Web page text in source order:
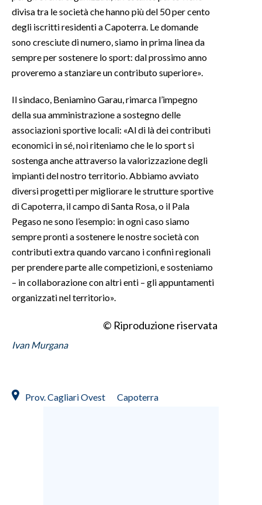
divisa tra le società che hanno più del 50 per cento
degli iscritti residenti a Capoterra. Le domande
sono cresciute di numero, siamo in prima linea da
sempre per sostenere lo sport: dal prossimo anno
proveremo a stanziare un contributo superiore».
Il sindaco, Beniamino Garau, rimarca l’impegno
della sua amministrazione a sostegno delle
associazioni sportive locali: «Al di là dei contributi
economici in sé, noi riteniamo che le lo sport si
sostenga anche attraverso la valorizzazione degli
impianti del nostro territorio. Abbiamo avviato
diversi progetti per migliorare le strutture sportive
di Capoterra, il campo di Santa Rosa, o il Pala
Pegaso ne sono l’esempio: in ogni caso siamo
sempre pronti a sostenere le nostre società con
contributi extra quando varcano i confini regionali
per prendere parte alle competizioni, e sosteniamo
– in collaborazione con altri enti – gli appuntamenti
organizzati nel territorio».
© Riproduzione riservata
Ivan Murgana
Prov. Cagliari Ovest Capoterra